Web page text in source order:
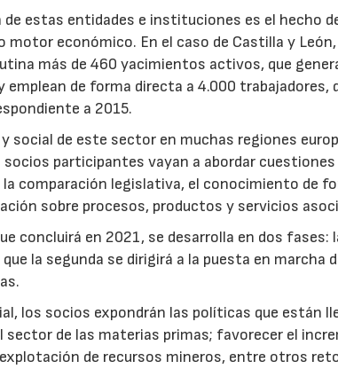
de estas entidades e instituciones es el hecho
motor económico. En el caso de Castilla y
más de 460 yacimientos activos, que
emplean de forma directa a 4.000
a 2015.
social de este sector en muchas regiones
participantes vayan a abordar
comparación legislativa, el conocimiento de
sobre procesos, productos y servicios
concluirá en 2021, se desarrolla en dos fases:
la segunda se dirigirá a la puesta en marcha
los socios expondrán las políticas que están
sector de las materias primas; favorecer el
de recursos mineros, entre otros